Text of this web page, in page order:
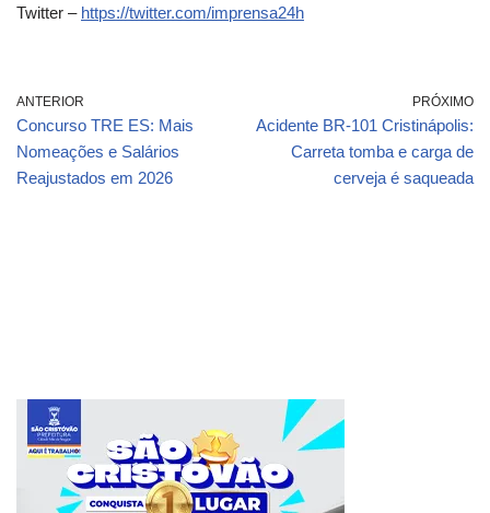
Twitter – https://twitter.com/imprensa24h
ANTERIOR
Concurso TRE ES: Mais
Nomeações e Salários
Reajustados em 2026
PRÓXIMO
Acidente BR-101 Cristinápolis:
Carreta tomba e carga de
cerveja é saqueada